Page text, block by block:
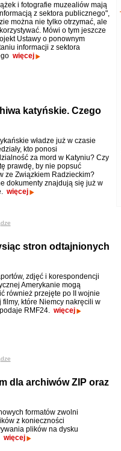
i fotografie muzealiów mają
z sektora publicznego",
można nie tylko otrzymać, ale
Mówi o tym jeszcze
Ustawy o ponownym
informacji z sektora
więcej
katyńskie. Czego
władze już w czasie
kto ponosi
za mord w Katyniu? Czy
prawdę, by nie popsuć
ze Związkiem Radzieckim?
dokumenty znajdują się już w
więcej
stron odtajnionych
zdjęć i korespondencji
Amerykanie mogą
również przejęte po II wojnie
filmy, które Niemcy nakręcili w
RMF24. więcej
dla archiwów ZIP oraz
formatów zwolni
z konieczności
plików na dysku
więcej